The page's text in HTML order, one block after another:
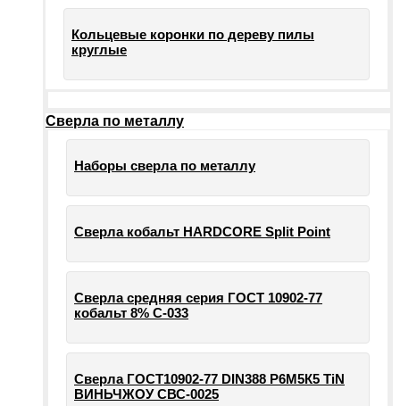
Кольцевые коронки по дереву пилы
круглые
Сверла по металлу
Наборы сверла по металлу
Сверла кобальт HARDCORE Split Point
Сверла средняя серия ГОСТ 10902-77
кобальт 8% С-033
Сверла ГОСТ10902-77 DIN388 Р6М5К5 TiN
ВИНЬЧЖОУ СВС-0025